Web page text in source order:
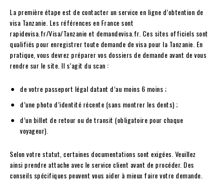
La première étape est de contacter un service en ligne d’obtention de
visa Tanzanie. Les références en France sont
rapidevisa.fr/Visa/Tanzanie et demandevisa.fr. Ces sites officiels sont
qualifiés pour enregistrer toute demande de visa pour la Tanzanie. En
pratique, vous devrez préparer vos dossiers de demande avant de vous
rendre sur le site. Il s’agit du scan :
de votre passeport légal datant d’au moins 6 moins ;
d’une photo d’identité récente (sans montrer les dents) ;
d’un billet de retour ou de transit (obligatoire pour chaque
voyageur).
Selon votre statut, certaines documentations sont exigées. Veuillez
ainsi prendre attache avec le service client avant de procéder. Des
conseils spécifiques peuvent vous aider à mieux faire votre demande.